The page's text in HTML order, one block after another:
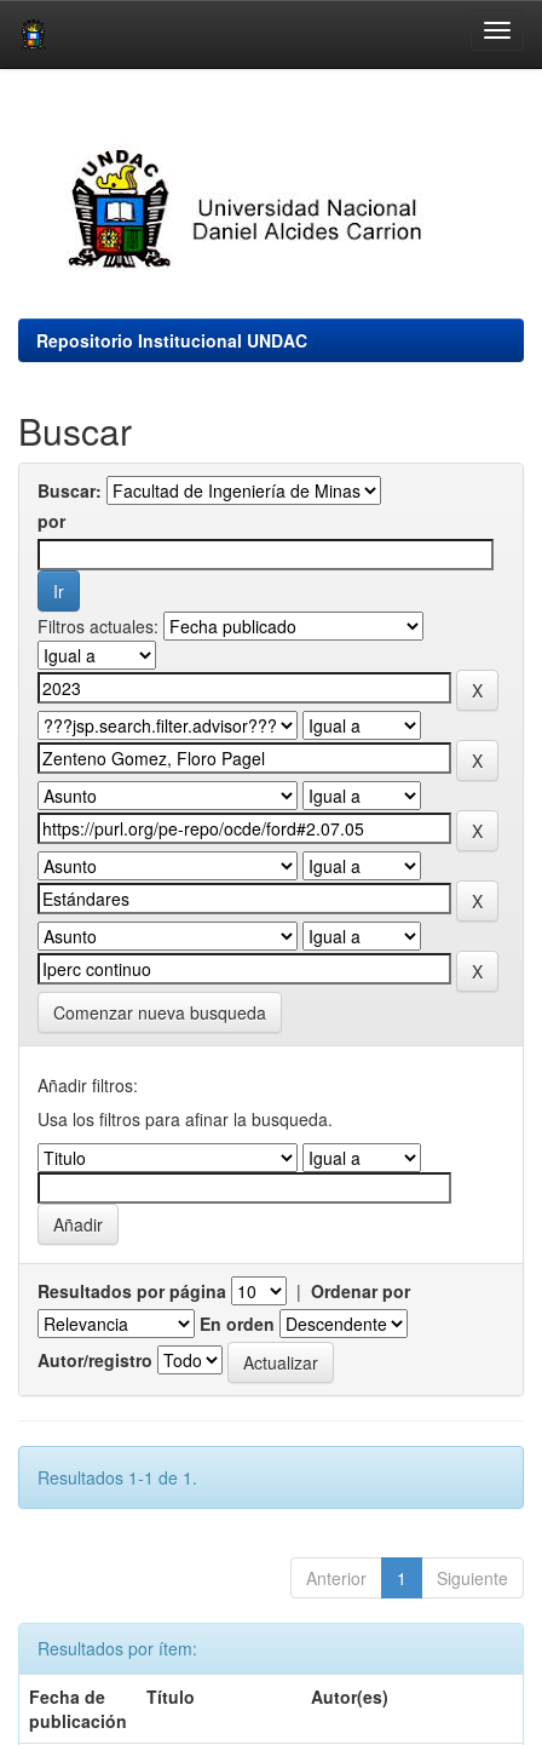
Repositorio Institucional UNDAC
Buscar
Buscar:
por
Filtros actuales:
Comenzar nueva busqueda
Añadir filtros:
Usa los filtros para afinar la busqueda.
Resultados por página | Ordenar por
En orden
Autor/registro
Resultados 1-1 de 1.
Anterior 1 Siguiente
Resultados por ítem:
Fecha de
publicación
Título Autor(es)